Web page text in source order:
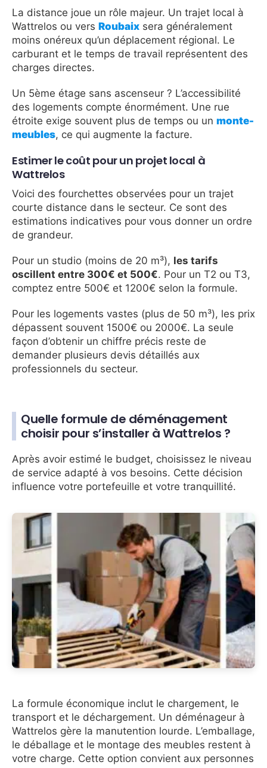
La distance joue un rôle majeur. Un trajet local à
Wattrelos ou vers Roubaix sera généralement
moins onéreux qu’un déplacement régional. Le
carburant et le temps de travail représentent des
charges directes.
Un 5ème étage sans ascenseur ? L’accessibilité
des logements compte énormément. Une rue
étroite exige souvent plus de temps ou un monte-
meubles, ce qui augmente la facture.
Estimer le coût pour un projet local à
Wattrelos
Voici des fourchettes observées pour un trajet
courte distance dans le secteur. Ce sont des
estimations indicatives pour vous donner un ordre
de grandeur.
Pour un studio (moins de 20 m³), les tarifs
oscillent entre 300€ et 500€. Pour un T2 ou T3,
comptez entre 500€ et 1200€ selon la formule.
Pour les logements vastes (plus de 50 m³), les prix
dépassent souvent 1500€ ou 2000€. La seule
façon d’obtenir un chiffre précis reste de
demander plusieurs devis détaillés aux
professionnels du secteur.
Quelle formule de déménagement
choisir pour s’installer à Wattrelos ?
Après avoir estimé le budget, choisissez le niveau
de service adapté à vos besoins. Cette décision
influence votre portefeuille et votre tranquillité.
La formule économique inclut le chargement, le
transport et le déchargement. Un déménageur à
Wattrelos gère la manutention lourde. L’emballage,
le déballage et le montage des meubles restent à
votre charge. Cette option convient aux personnes